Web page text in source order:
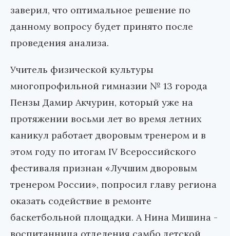
заверил, что оптимальное решение по
данному вопросу будет принято после
проведения анализа.
Учитель физической культуры
многопрофильной гимназии № 13 города
Пензы Дамир Акчурин, который уже на
протяжении восьми лет во время летних
каникул работает дворовым тренером и в
этом году по итогам IV Всероссийского
фестиваля признан «Лучшим дворовым
тренером России», попросил главу региона
оказать содействие в ремонте
баскетбольной площадки. А Нина Мишина -